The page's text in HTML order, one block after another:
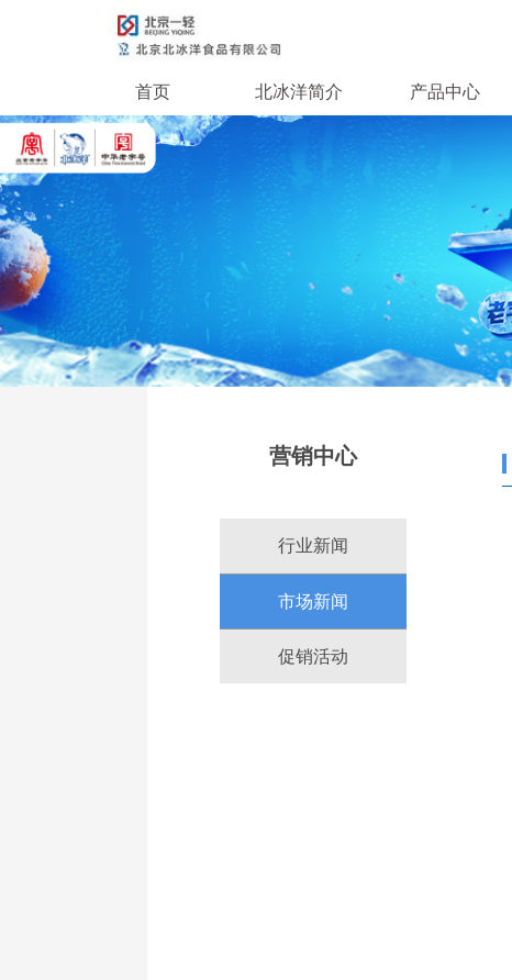
首页 北冰洋简介 产品中心
营销中心
行业新闻
市场新闻
促销活动